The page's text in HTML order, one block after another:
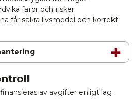
faror och risker
får säkra livsmedel och korrekt
av avgifter enligt lag.